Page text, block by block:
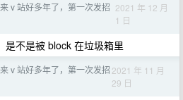
来 v 站好多年了，第一次发招 2021 年 12 月
1 日
是不是被 block 在垃圾箱里
来 v 站好多年了，第一次发招 2021 年 11 月
29 日